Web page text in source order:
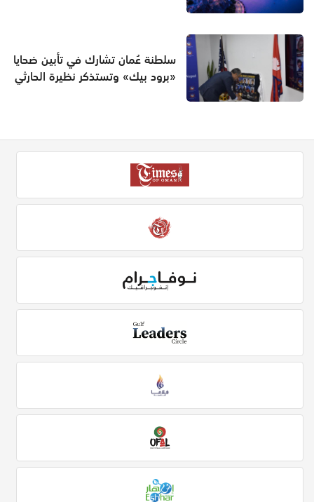
سلطنة عُمان تشارك في تأبين ضحايا
«برود بيك» وتستذكر نظيرة الحارثي